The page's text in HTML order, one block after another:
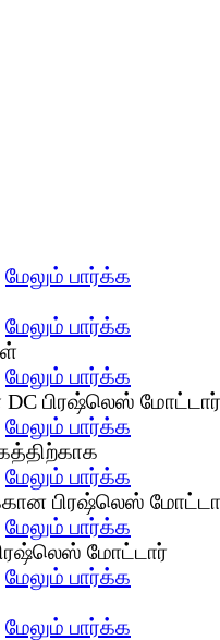
மேலும் பார்க்க
மேலும் பார்க்க
மேலும் பார்க்க
மேலும் பார்க்க
மேலும் பார்க்க
மேலும் பார்க்க
மேலும் பார்க்க
மேலும் பார்க்க